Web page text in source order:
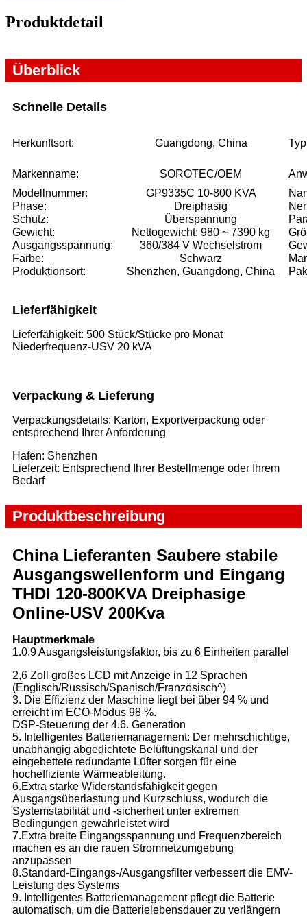
Produktdetail
Überblick
Schnelle Details
Herkunftsort: Guangdong, China
Markenname: SOROTEC/OEM
Modellnummer:
GP9335C 10-800 KVA
Phase:
Dreiphasig
Schutz:
Überspannung
Gewicht:
Nettogewicht: 980 ~ 7390 kg
Ausgangsspannung:
360/384 V Wechselstrom
Farbe:
Schwarz
Produktionsort:
Shenzhen, Guangdong, China
Lieferfähigkeit
Lieferfähigkeit: 500 Stück/Stücke pro Monat
Niederfrequenz-USV 20 kVA
Verpackung & Lieferung
Verpackungsdetails: Karton, Exportverpackung oder
entsprechend Ihrer Anforderung
Hafen: Shenzhen
Lieferzeit: Entsprechend Ihrer Bestellmenge oder Ihrem
Bedarf
Produktbeschreibung
China Lieferanten Saubere stabile
Ausgangswellenform und Eingang
THDI 120-800KVA Dreiphasige
Online-USV 200Kva
Hauptmerkmale
1.0.9 Ausgangsleistungsfaktor, bis zu 6 Einheiten parallel
2,6 Zoll großes LCD mit Anzeige in 12 Sprachen
(Englisch/Russisch/Spanisch/Französisch^)
3. Die Effizienz der Maschine liegt bei über 94 % und
erreicht im ECO-Modus 98 %.
DSP-Steuerung der 4.6. Generation
5. Intelligentes Batteriemanagement: Der mehrschichtige,
unabhängig abgedichtete Belüftungskanal und der
eingebettete redundante Lüfter sorgen für eine
hocheffiziente Wärmeableitung.
6.Extra starke Widerstandsfähigkeit gegen
Ausgangsüberlastung und Kurzschluss, wodurch die
Systemstabilität und -sicherheit unter extremen
Bedingungen gewährleistet wird
7.Extra breite Eingangsspannung und Frequenzbereich
machen es an die rauen Stromnetzumgebung
anzupassen
8.Standard-Eingangs-/Ausgangsfilter verbessert die EMV-
Leistung des Systems
9. Intelligentes Batteriemanagement pflegt die Batterie
automatisch, um die Batterielebensdauer zu verlängern